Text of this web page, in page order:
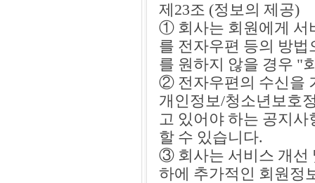
제23조 (정보의 제공)
① 회사는 회원에게 서
를 전자우편 등의 방
를 원하지 않을 경우 "
② 전자우편의 수신을
개인정보/청소년보호
고 있어야 하는 공지
할 수 있습니다.
③ 회사는 서비스 개선
하에 추가적인 회원정